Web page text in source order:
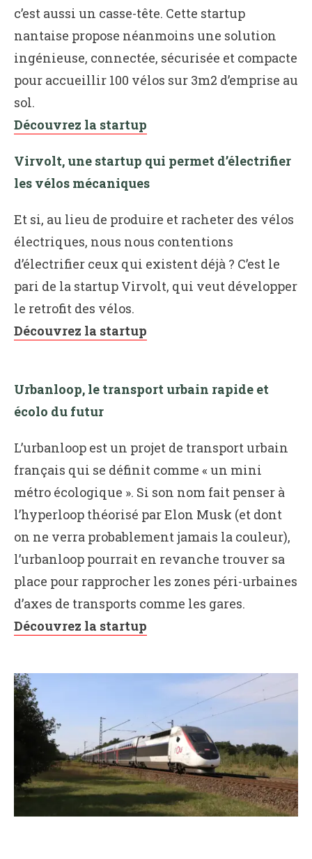
c’est aussi un casse-tête. Cette startup
nantaise propose néanmoins une solution
ingénieuse, connectée, sécurisée et compacte
pour accueillir 100 vélos sur 3m2 d’emprise au
sol.
Découvrez la startup
Virvolt, une startup qui permet d’électrifier
les vélos mécaniques
Et si, au lieu de produire et racheter des vélos
électriques, nous nous contentions
d’électrifier ceux qui existent déjà ? C’est le
pari de la startup Virvolt, qui veut développer
le retrofit des vélos.
Découvrez la startup
Urbanloop, le transport urbain rapide et
écolo du futur
L’urbanloop est un projet de transport urbain
français qui se définit comme « un mini
métro écologique ». Si son nom fait penser à
l’hyperloop théorisé par Elon Musk (et dont
on ne verra probablement jamais la couleur),
l’urbanloop pourrait en revanche trouver sa
place pour rapprocher les zones péri-urbaines
d’axes de transports comme les gares.
Découvrez la startup